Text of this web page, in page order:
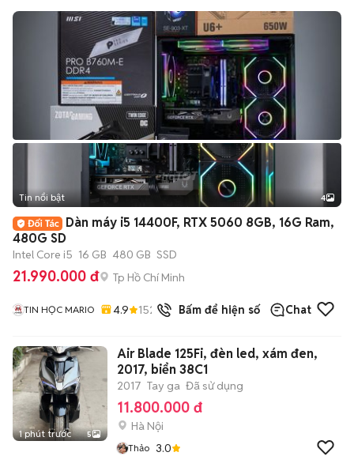
Tin nổi bật 4
Dàn máy i5 14400F, RTX 5060 8GB, 16G Ram,
480G SD
Intel Core i5 16 GB 480 GB SSD
21.990.000 đ Tp Hồ Chí Minh
TIN HỌC MARIO 4.9 152 đã bánBấm để hiện số Chat
1 phút trước 5
Air Blade 125Fi, đèn led, xám đen,
2017, biển 38C1
2017 Tay ga Đã sử dụng
11.800.000 đ
Hà Nội
Thảo 3.0